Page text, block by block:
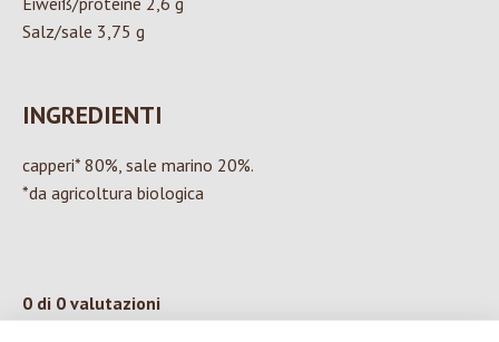
Salz/sale 3,75 g
INGREDIENTI
capperi* 80%, sale marino 20%.
*da agricoltura biologica
0 di 0 valutazioni